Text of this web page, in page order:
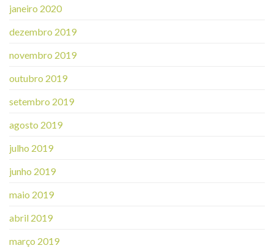
janeiro 2020
dezembro 2019
novembro 2019
outubro 2019
setembro 2019
agosto 2019
julho 2019
junho 2019
maio 2019
abril 2019
março 2019